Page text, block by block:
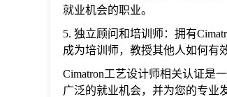
就业机会的职业。
5. 独立顾问和培训师：拥有
成为培训师，教授其他人如何有
Cimatron工艺设计师相关认证是
广泛的就业机会，并为您的专业